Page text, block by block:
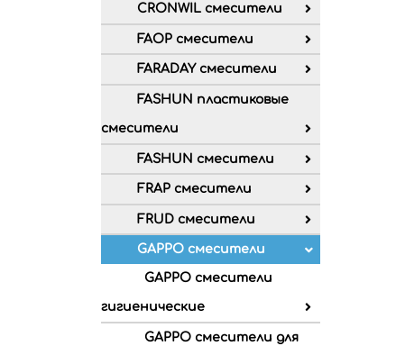
CRONWIL смесители
FAOP смесители
FARADAY смесители
FASHUN пластиковые
смесители
FASHUN смесители
FRAP смесители
FRUD смесители
GAPPO смесители
GAPPO смесители
гигиенические
GAPPO смесители для